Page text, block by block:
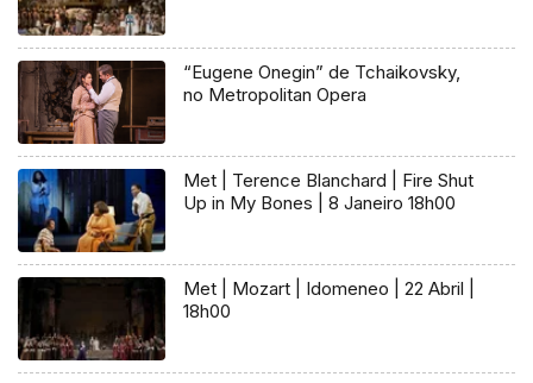
“Eugene Onegin” de Tchaikovsky,
no Metropolitan Opera
Met | Terence Blanchard | Fire Shut
Up in My Bones | 8 Janeiro 18h00
Met | Mozart | Idomeneo | 22 Abril |
18h00